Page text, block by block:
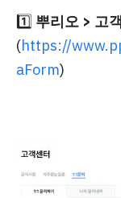
1️⃣ 뿌리오 > 고
(https://
aForm)